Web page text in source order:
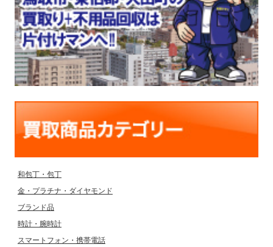
和包丁・包丁
金・プラチナ・ダイヤモンド
ブランド品
時計・腕時計
スマートフォン・携帯電話